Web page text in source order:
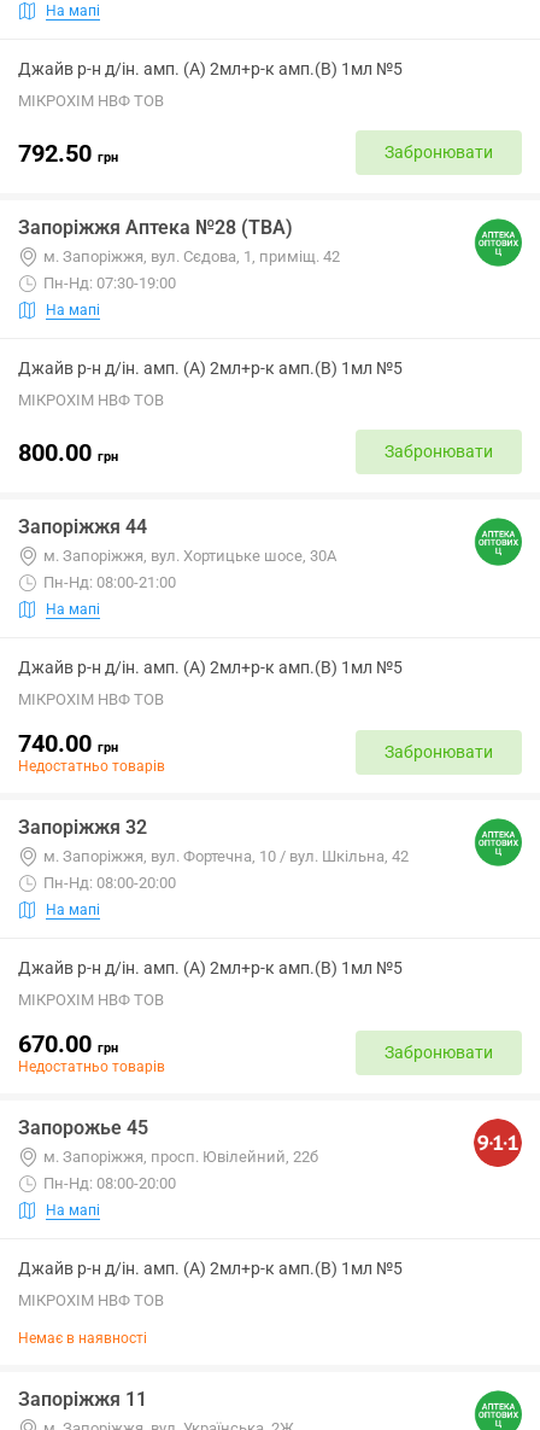
На мапі
Джайв р-н д/ін. амп. (А) 2мл+р-к амп.(В) 1мл №5
МІКРОХІМ НВФ ТОВ
792.50 грн Забронювати
Запоріжжя Аптека №28 (ТВА)
м. Запоріжжя, вул. Сєдова, 1, приміщ. 42
Пн-Нд: 07:30-19:00
На мапі
Джайв р-н д/ін. амп. (А) 2мл+р-к амп.(В) 1мл №5
МІКРОХІМ НВФ ТОВ
800.00 грн Забронювати
Запоріжжя 44
м. Запоріжжя, вул. Хортицьке шосе, 30А
Пн-Нд: 08:00-21:00
На мапі
Джайв р-н д/ін. амп. (А) 2мл+р-к амп.(В) 1мл №5
МІКРОХІМ НВФ ТОВ
740.00 грн
Недостатньо товарів
Забронювати
Запоріжжя 32
м. Запоріжжя, вул. Фортечна, 10 / вул. Шкільна, 42
Пн-Нд: 08:00-20:00
На мапі
Джайв р-н д/ін. амп. (А) 2мл+р-к амп.(В) 1мл №5
МІКРОХІМ НВФ ТОВ
670.00 грн
Недостатньо товарів
Забронювати
Запорожье 45
м. Запоріжжя, просп. Ювілейний, 22б
Пн-Нд: 08:00-20:00
На мапі
Джайв р-н д/ін. амп. (А) 2мл+р-к амп.(В) 1мл №5
МІКРОХІМ НВФ ТОВ
Немає в наявності
Запоріжжя 11